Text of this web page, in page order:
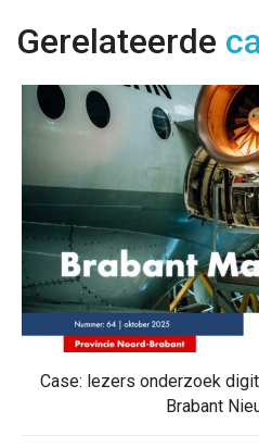
Gerelateerde
Case: lezers onderzoek
Brabant